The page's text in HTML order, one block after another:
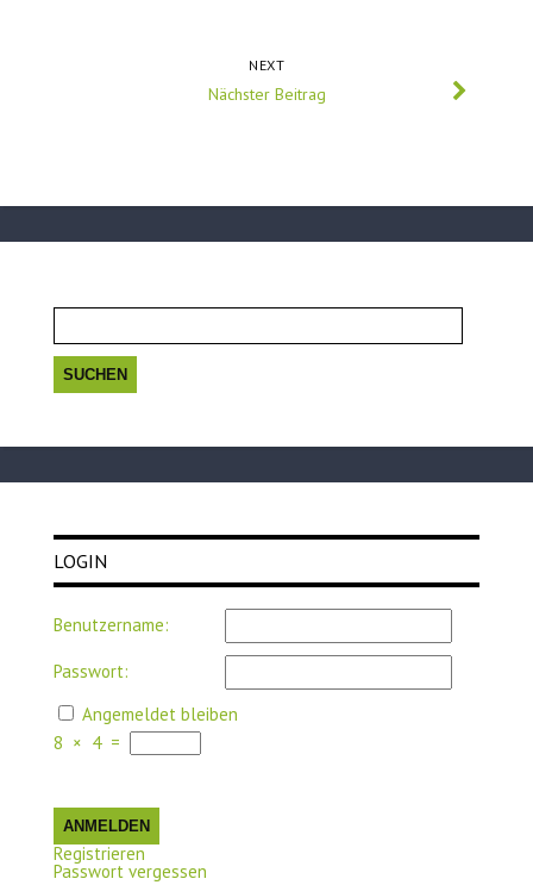
NEXT
Nächster Beitrag
LOGIN
Benutzername:
Passwort:
Angemeldet bleiben
8 × 4 =
ANMELDEN
Registrieren
Passwort vergessen